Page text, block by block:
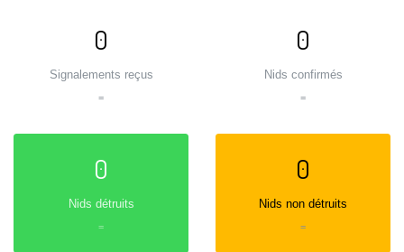
0
Signalements reçus
=
0
Nids confirmés
=
0
Nids détruits
=
0
Nids non détruits
=